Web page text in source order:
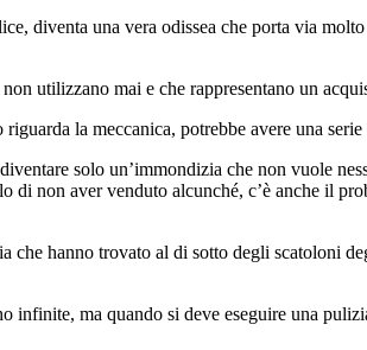
diventa una vera odissea che porta via
utilizzano mai e che rappresentano un
la meccanica, potrebbe avere una
solo un’immondizia che non vuole
non aver venduto alcunché, c’è anche il
hanno trovato al di sotto degli scatoloni
infinite, ma quando si deve eseguire una